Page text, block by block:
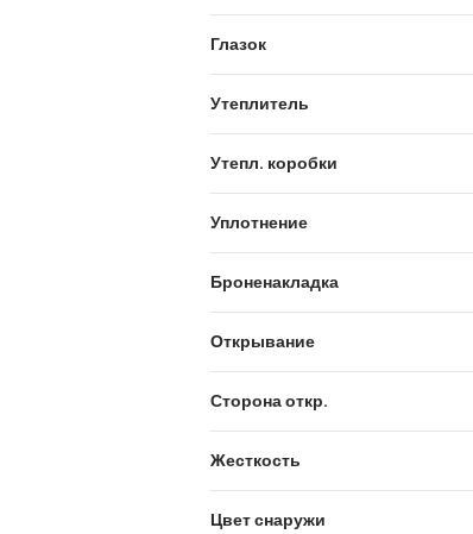
Глазок
Утеплитель
Утепл. коробки
Уплотнение
Броненакладка
Открывание
Сторона откр.
Жесткость
Цвет снаружи